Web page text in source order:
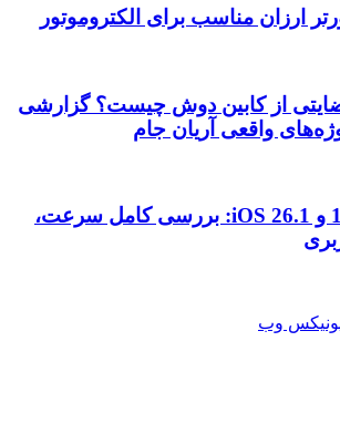
ارزان مناسب برای الکتروموتور
از کابین دوش چیست؟ گزارشی
واقعی آریان جام
مقایسه اندروید 16 و iOS 26.1: بررسی کامل سرعت،
وب